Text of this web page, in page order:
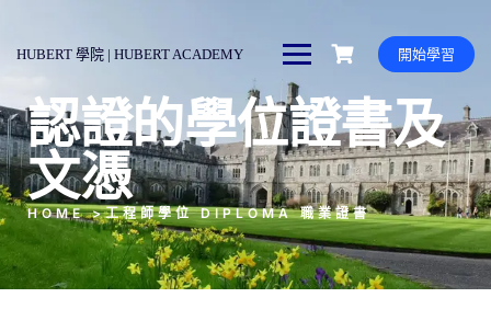
HUBERT 學院 | HUBERT ACADEMY 開始學習
認證的學位證書及
文憑
HOME >工程師學位 DIPLOMA 職業證書